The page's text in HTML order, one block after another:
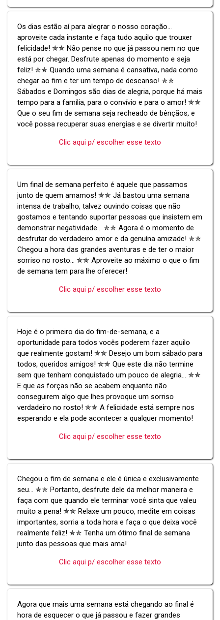
Os dias estão aí para alegrar o nosso coração...
aproveite cada instante e faça tudo aquilo que trouxer
felicidade! ✯✯ Não pense no que já passou nem no que
está por chegar. Desfrute apenas do momento e seja
feliz! ✯✯ Quando uma semana é cansativa, nada como
chegar ao fim e ter um tempo de descanso! ✯✯
Sábados e Domingos são dias de alegria, porque há mais
tempo para a família, para o convívio e para o amor! ✯✯
Que o seu fim de semana seja recheado de bênçãos, e
você possa recuperar suas energias e se divertir muito!
Clic aqui p/ escolher esse texto
Um final de semana perfeito é aquele que passamos
junto de quem amamos! ✯✯ Já bastou uma semana
intensa de trabalho, talvez ouvindo coisas que não
gostamos e tentando suportar pessoas que insistem em
demonstrar negatividade... ✯✯ Agora é o momento de
desfrutar do verdadeiro amor e da genuína amizade! ✯✯
Chegou a hora das grandes aventuras e de ter o maior
sorriso no rosto... ✯✯ Aproveite ao máximo o que o fim
de semana tem para lhe oferecer!
Clic aqui p/ escolher esse texto
Hoje é o primeiro dia do fim-de-semana, e a
oportunidade para todos vocês poderem fazer aquilo
que realmente gostam! ✯✯ Desejo um bom sábado para
todos, queridos amigos! ✯✯ Que este dia não termine
sem que tenham conquistado um pouco de alegria... ✯✯
E que as forças não se acabem enquanto não
conseguirem algo que lhes provoque um sorriso
verdadeiro no rosto! ✯✯ A felicidade está sempre nos
esperando e ela pode acontecer a qualquer momento!
Clic aqui p/ escolher esse texto
Chegou o fim de semana e ele é única e exclusivamente
seu... ✯✯ Portanto, desfrute dele da melhor maneira e
faça com que quando ele terminar você sinta que valeu
muito a pena! ✯✯ Relaxe um pouco, medite em coisas
importantes, sorria a toda hora e faça o que deixa você
realmente feliz! ✯✯ Tenha um ótimo final de semana
junto das pessoas que mais ama!
Clic aqui p/ escolher esse texto
Agora que mais uma semana está chegando ao final é
hora de esquecer o que já passou e fazer grandes